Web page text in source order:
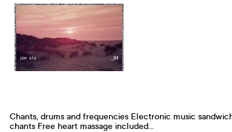
Chants, drums and frequencies Electronic music
chants Free heart massage included...